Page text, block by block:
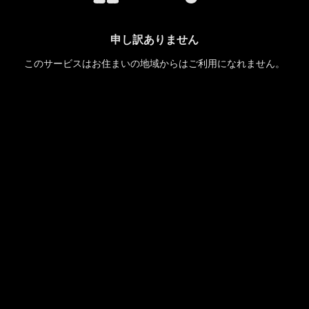
申し訳ありません
このサービスはお住まいの地域からはご利用になれません。